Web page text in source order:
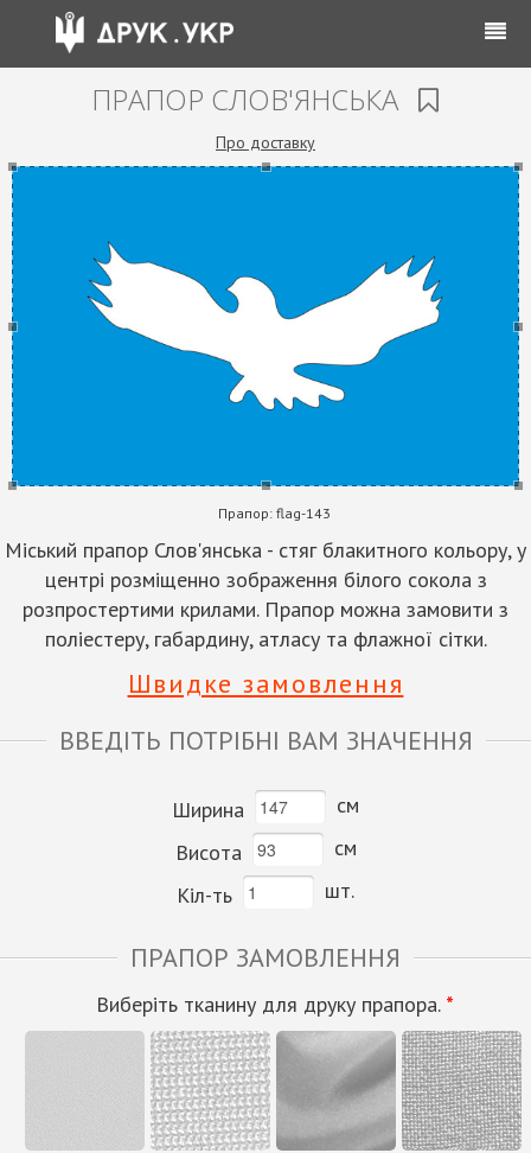
ПРАПОР СЛОВ'ЯНСЬКА
Про доставку
Прапор: flag-143
Міський прапор Слов'янська - стяг блакитного кольору, у
центрі розміщенно зображення білого сокола з
розпростертими крилами. Прапор можна замовити з
поліестеру, габардину, атласу та флажної сітки.
Швидке замовлення
ВВЕДІТЬ ПОТРІБНІ ВАМ ЗНАЧЕННЯ
Ширина
см
Висота
см
Кіл-ть
шт.
ПРАПОР ЗАМОВЛЕННЯ
Виберіть тканину для друку прапора. *